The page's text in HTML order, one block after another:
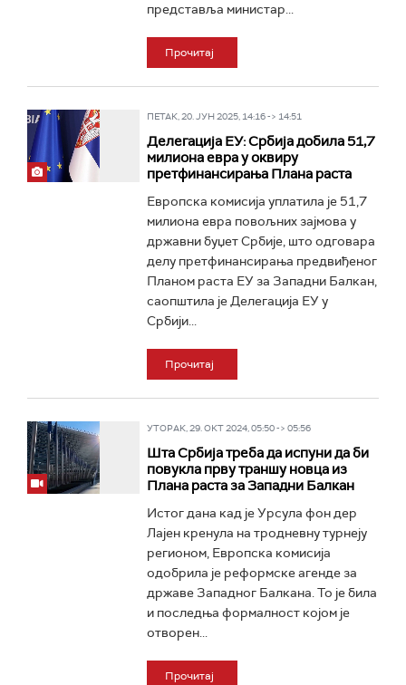
представља министар...
Прочитај
ПЕТАК, 20. ЈУН 2025, 14:16 -> 14:51
Делегација ЕУ: Србија добила 51,7
милиона евра у оквиру
претфинансирања Плана раста
Европска комисија уплатила је 51,7
милиона евра повољних зајмова у
државни буџет Србије, што одговара
делу претфинансирања предвиђеног
Планом раста ЕУ за Западни Балкан,
саопштила је Делегација ЕУ у
Србији...
Прочитај
УТОРАК, 29. ОКТ 2024, 05:50 -> 05:56
Шта Србија треба да испуни да би
повукла прву траншу новца из
Плана раста за Западни Балкан
Истог дана кад је Урсула фон дер
Лајен кренула на тродневну турнеју
регионом, Европска комисија
одобрила је реформске агенде за
државе Западног Балкана. То је била
и последња формалност којом је
отворен...
Прочитај